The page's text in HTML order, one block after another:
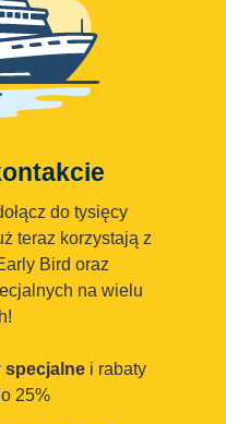
do tysięcy
teraz korzystają z
Bird oraz
na wielu
specjalne i rabaty
25%